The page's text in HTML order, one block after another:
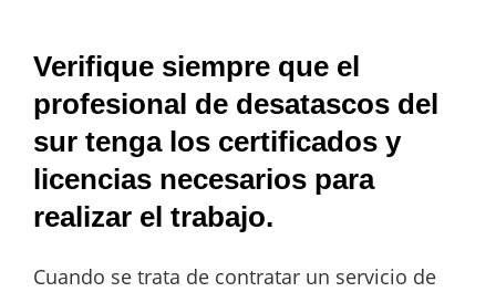
Verifique siempre que el
profesional de desatascos del
sur tenga los certificados y
licencias necesarios para
realizar el trabajo.
Cuando se trata de contratar un servicio de